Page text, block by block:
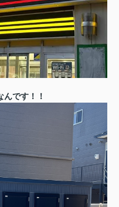
んです！！